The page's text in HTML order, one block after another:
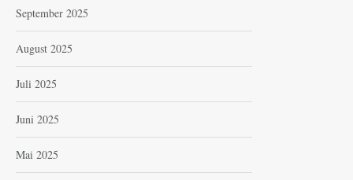
September 2025
August 2025
Juli 2025
Juni 2025
Mai 2025